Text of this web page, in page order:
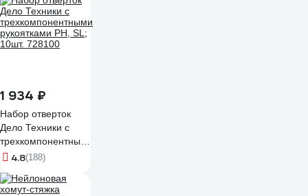
1 934 ₽
Набор отверток
Дело Техники c
трехкомпонентными
рукоятками PH, SL;
4.8(188)